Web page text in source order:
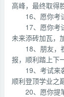
高峰，最终取得
16、愿你考
17、愿你考
未来添砖加瓦，
18、朋友，
报，顺利踏上下
19、考试来
顺利登顶学业之
20、愿你提